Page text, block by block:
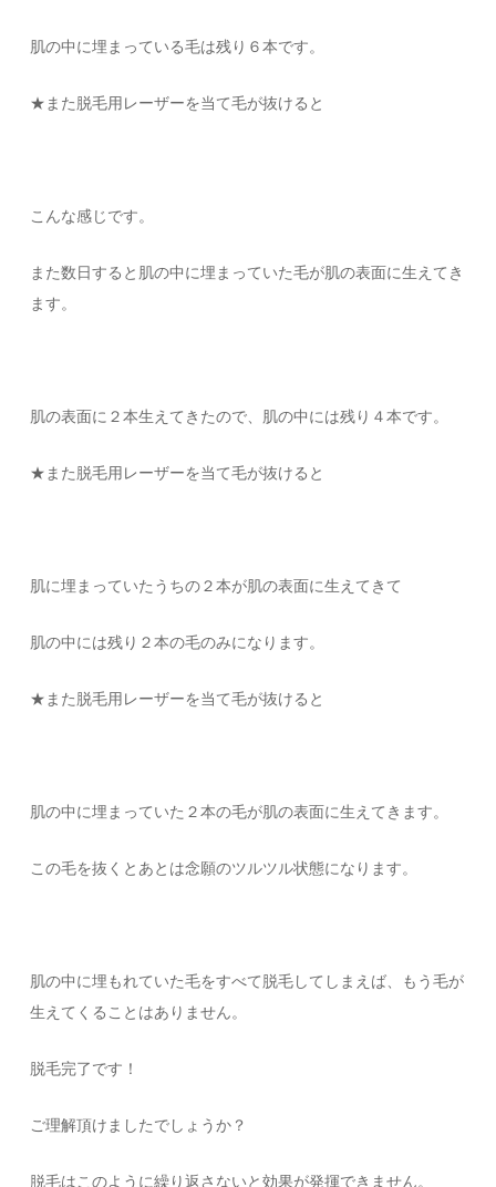
肌の中に埋まっている毛は残り６本です。
★また脱毛用レーザーを当て毛が抜けると
こんな感じです。
また数日すると肌の中に埋まっていた毛が肌の表面に生えてき
ます。
肌の表面に２本生えてきたので、肌の中には残り４本です。
★また脱毛用レーザーを当て毛が抜けると
肌に埋まっていたうちの２本が肌の表面に生えてきて
肌の中には残り２本の毛のみになります。
★また脱毛用レーザーを当て毛が抜けると
肌の中に埋まっていた２本の毛が肌の表面に生えてきます。
この毛を抜くとあとは念願のツルツル状態になります。
肌の中に埋もれていた毛をすべて脱毛してしまえば、もう毛が
生えてくることはありません。
脱毛完了です！
ご理解頂けましたでしょうか？
脱毛はこのように繰り返さないと効果が発揮できません。